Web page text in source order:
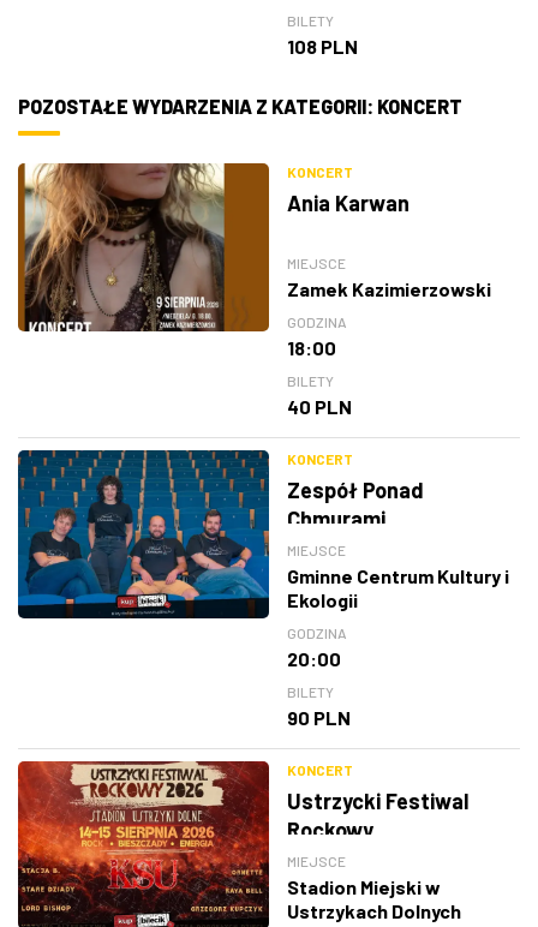
BILETY
108 PLN
POZOSTAŁE WYDARZENIA Z KATEGORII: KONCERT
KONCERT
Ania Karwan
MIEJSCE
Zamek Kazimierzowski
GODZINA
18:00
BILETY
40 PLN
KONCERT
Zespół Ponad
Chmurami
MIEJSCE
Gminne Centrum Kultury i
Ekologii
GODZINA
20:00
BILETY
90 PLN
KONCERT
Ustrzycki Festiwal
Rockowy
MIEJSCE
Stadion Miejski w
Ustrzykach Dolnych